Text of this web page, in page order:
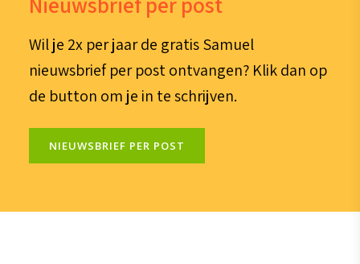
Wil je 2x per jaar de gratis Samuel
nieuwsbrief per post ontvangen? Klik dan op
de button om je in te schrijven.
NIEUWSBRIEF PER POST